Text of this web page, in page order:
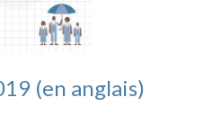
(en anglais)